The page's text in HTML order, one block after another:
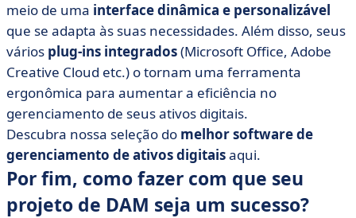
meio de uma interface dinâmica e personalizável
que se adapta às suas necessidades. Além disso, seus
vários plug-ins integrados(Microsoft Office, Adobe
Creative Cloud etc.) o tornam uma ferramenta
ergonômica para aumentar a eficiência no
gerenciamento de seus ativos digitais.
Descubra nossa seleção do melhor software de
gerenciamento de ativos digitaisaqui.
Por fim, como fazer com que seu
projeto de DAM seja um sucesso?